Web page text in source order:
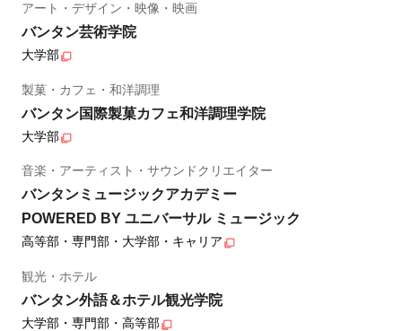
アート・デザイン・映像・映画
バンタン芸術学院
大学部
製菓・カフェ・和洋調理
バンタン国際製菓カフェ和洋調理学院
大学部
音楽・アーティスト・サウンドクリエイター
バンタンミュージックアカデミー
POWERED BY ユニバーサル ミュージック
高等部・専門部・大学部・キャリア
観光・ホテル
バンタン外語＆ホテル観光学院
大学部・専門部・高等部